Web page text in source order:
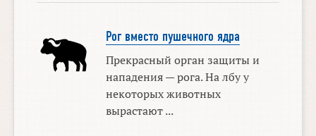
Рог вместо пушечного ядра
Прекрасный орган защиты и
нападения — рога. На лбу у
некоторых животных
вырастают ...